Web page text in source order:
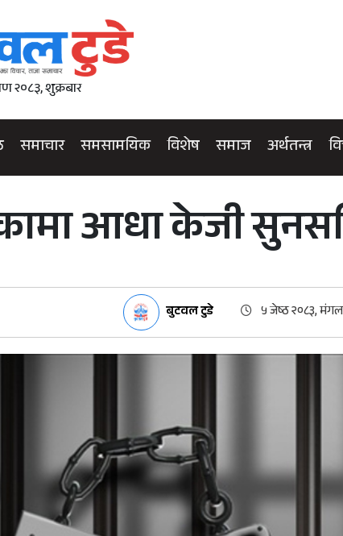
२०८३, शुक्रबार
समाचार समसामयिक विशेष समाज अर्थतन्त्र
आधा केजी
बुटवल टुडे ५ जेष्ठ २०८३,